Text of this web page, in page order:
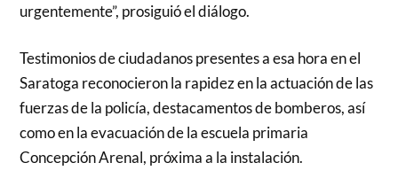
urgentemente”, prosiguió el diálogo.
Testimonios de ciudadanos presentes a esa hora en el
Saratoga reconocieron la rapidez en la actuación de las
fuerzas de la policía, destacamentos de bomberos, así
como en la evacuación de la escuela primaria
Concepción Arenal, próxima a la instalación.